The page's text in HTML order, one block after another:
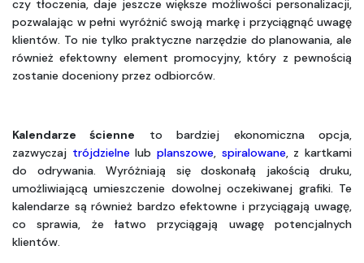
czy tłoczenia, daje jeszcze większe możliwości personalizacji,
pozwalając w pełni wyróżnić swoją markę i przyciągnąć uwagę
klientów. To nie tylko praktyczne narzędzie do planowania, ale
również efektowny element promocyjny, który z pewnością
zostanie doceniony przez odbiorców.
Kalendarze ścienne to bardziej ekonomiczna opcja,
zazwyczaj trójdzielne lub planszowe spiralowane, z kartkami
do odrywania. Wyróżniają się doskonałą jakością druku,
umożliwiającą umieszczenie dowolnej oczekiwanej grafiki. Te
kalendarze są również bardzo efektowne i przyciągają uwagę,
co sprawia, że łatwo przyciągają uwagę potencjalnych
klientów.